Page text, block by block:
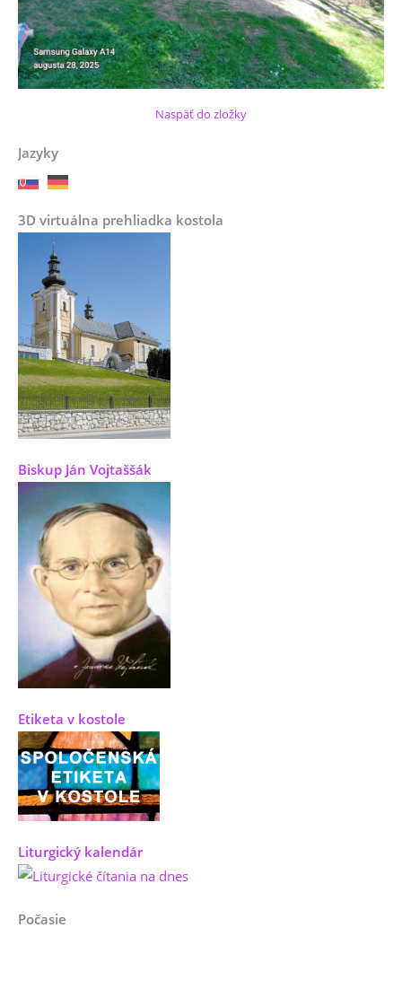
Naspäť do zložky
Jazyky
3D virtuálna prehliadka kostola
Biskup Ján Vojtaššák
Etiketa v kostole
Liturgický kalendár
Počasie